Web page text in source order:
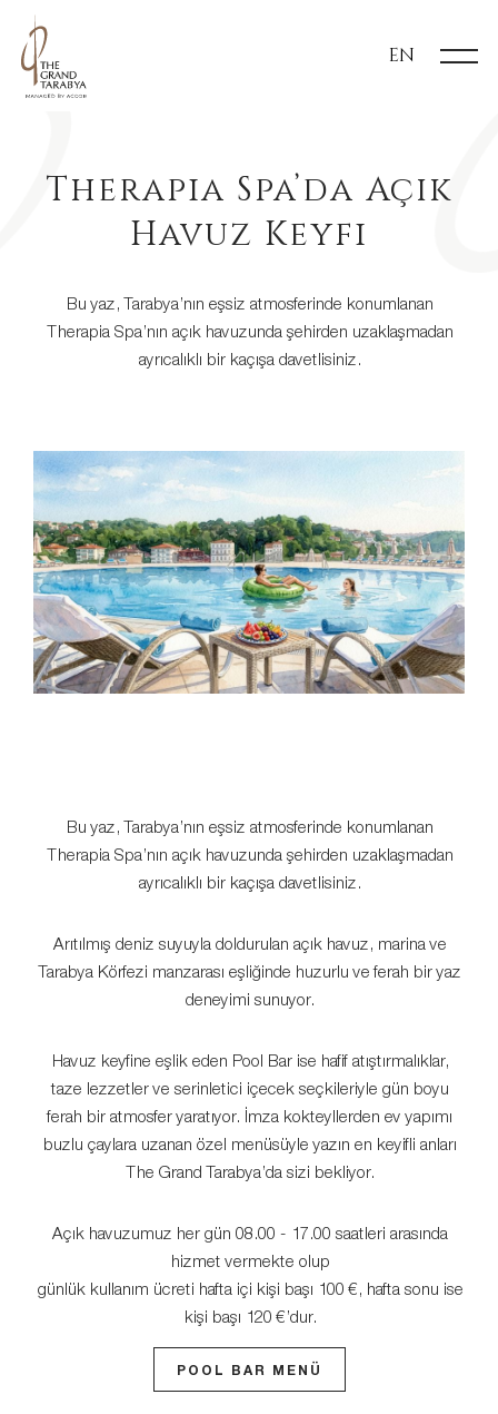
EN
​Therapia Spa’da Açık
Havuz Keyfi
Bu yaz, Tarabya’nın eşsiz atmosferinde konumlanan
Therapia Spa’nın açık havuzunda şehirden uzaklaşmadan
ayrıcalıklı bir kaçışa davetlisiniz.
Bu yaz, Tarabya’nın eşsiz atmosferinde konumlanan
Therapia Spa’nın açık havuzunda şehirden uzaklaşmadan
ayrıcalıklı bir kaçışa davetlisiniz.
Arıtılmış deniz suyuyla doldurulan açık havuz, marina ve
Tarabya Körfezi manzarası eşliğinde huzurlu ve ferah bir yaz
deneyimi sunuyor.
Havuz keyfine eşlik eden Pool Bar ise hafif atıştırmalıklar,
taze lezzetler ve serinletici içecek seçkileriyle gün boyu
ferah bir atmosfer yaratıyor. İmza kokteyllerden ev yapımı
buzlu çaylara uzanan özel menüsüyle yazın en keyifli anları
The Grand Tarabya’da sizi bekliyor.
Açık havuzumuz her gün 08.00 - 17.00 saatleri arasında
hizmet vermekte olup
günlük kullanım ücreti hafta içi kişi başı 100 €, hafta sonu ise
kişi başı 120 €’dur.
POOL BAR MENÜ